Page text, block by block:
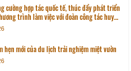
cường hợp tác quốc tế, thúc đẩy phát triển
trình làm việc với đoàn công tác huyện
quốc)
hẹn mới của du lịch trải nghiệm miệt vườn